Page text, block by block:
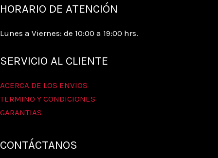
HORARIO DE ATENCIÓN
Lunes a Viernes: de 10:00 a 19:00 hrs.
SERVICIO AL CLIENTE
ACERCA DE LOS ENVIOS
TERMINO Y CONDICIONES
GARANTIAS
CONTÁCTANOS